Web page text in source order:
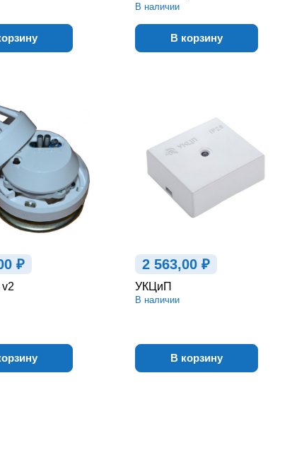
В наличии
В корзину
₽ 2 563,00 ₽
УКЦиП
В наличии
В корзину